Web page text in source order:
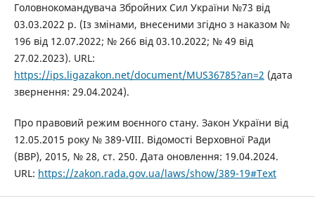
Головнокомандувача Збройних Сил України №73 від
03.03.2022 р. (Із змінами, внесеними згідно з наказом №
196 від 12.07.2022; № 266 від 03.10.2022; № 49 від
27.02.2023). URL:
https://ips.ligazakon.net/document/MUS36785?an=2 (дата
звернення: 29.04.2024).
Про правовий режим воєнного стану. Закон України від
12.05.2015 року № 389-VIII. Відомості Верховної Ради
(ВВР), 2015, № 28, ст. 250. Дата оновлення: 19.04.2024.
URL: https://zakon.rada.gov.ua/laws/show/389-19#Text